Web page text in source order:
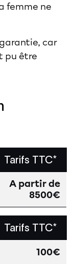
femme ne
car
pu être
Tarifs TTC*
A partir de
8500€
Tarifs TTC*
100€